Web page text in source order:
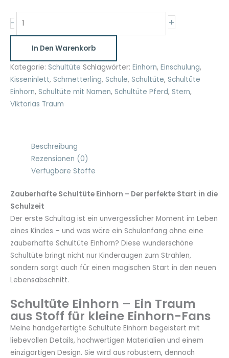
- +
In Den Warenkorb
Kategorie: Schultüte Schlagwörter: Einhorn, Einschulung,
Kisseninlett, Schmetterling, Schule, Schultüte, Schultüte
Einhorn, Schultüte mit Namen, Schultüte Pferd, Stern,
Viktorias Traum
Beschreibung
Rezensionen (0)
Verfügbare Stoffe
Zauberhafte Schultüte Einhorn – Der perfekte Start in die
Schulzeit
Der erste Schultag ist ein unvergesslicher Moment im Leben
eines Kindes – und was wäre ein Schulanfang ohne eine
zauberhafte Schultüte Einhorn? Diese wunderschöne
Schultüte bringt nicht nur Kinderaugen zum Strahlen,
sondern sorgt auch für einen magischen Start in den neuen
Lebensabschnitt.
Schultüte Einhorn – Ein Traum
aus Stoff für kleine Einhorn-Fans
Meine handgefertigte Schultüte Einhorn begeistert mit
liebevollen Details, hochwertigen Materialien und einem
einzigartigen Design. Sie wird aus robustem, dennoch